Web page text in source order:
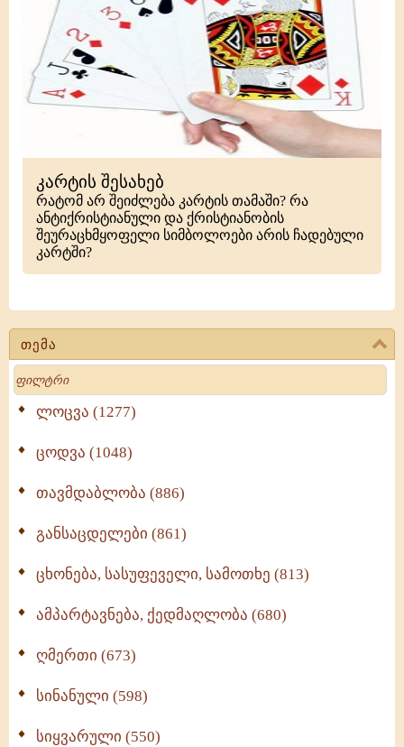
თემა
Search
ლოცვა (1277)
ცოდვა (1048)
თავმდაბლობა (886)
განსაცდელები (861)
ცხონება, სასუფეველი, სამოთხე (813)
ამპარტავნება, ქედმაღლობა (680)
ღმერთი (673)
სინანული (598)
სიყვარული (550)
კარტის შესახებ
რატომ არ შეიძლება კარტის თამაში? რა
ანტიქრისტიანული და ქრისტიანობის
შეურაცხმყოფელი სიმბოლოები არის ჩადებული
კარტში?